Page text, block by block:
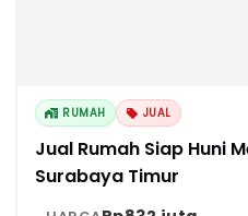
RUMAH JUAL
Jual Rumah Siap Huni
Surabaya Timur